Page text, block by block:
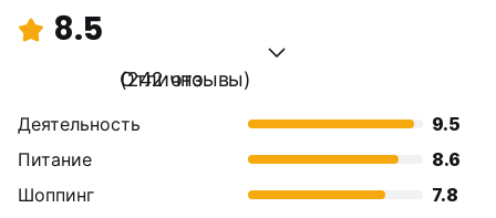
8.5
Отлично
(242 отзывы)
Деятельность
9.5
Питание
8.6
Шоппинг
7.8